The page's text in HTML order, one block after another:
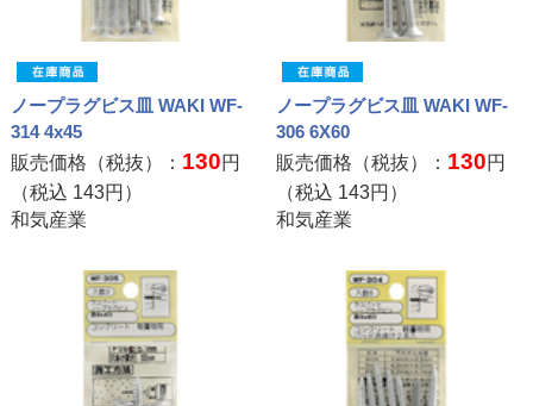
ノープラグビス皿 WAKI WF-
314 4x45
販売価格（税抜）： 130円
（税込 143円）
和気産業
ノープラグビス皿 WAKI WF-
306 6X60
販売価格（税抜）： 130円
（税込 143円）
和気産業